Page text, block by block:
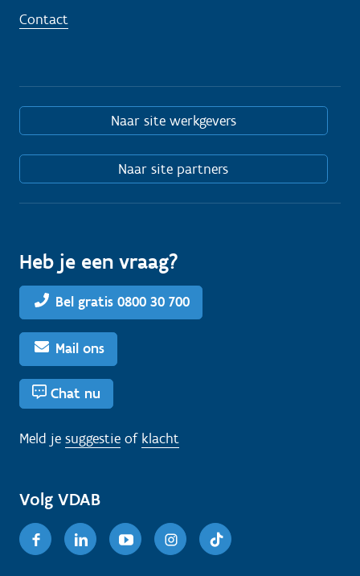
Contact
Naar site werkgevers
Naar site partners
Heb je een vraag?
Bel gratis 0800 30 700
Mail ons
Chat nu
Meld je suggestie of klacht
Volg VDAB
FacebookLinkedinYoutubeInstagram